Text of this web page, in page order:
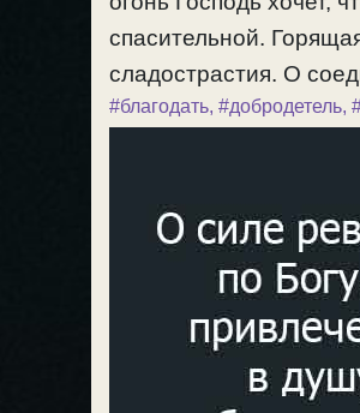
спасительной.
сладострастия. О
#благодать, #добродетель,